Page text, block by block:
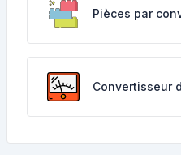
Pièces par
Convertisseur